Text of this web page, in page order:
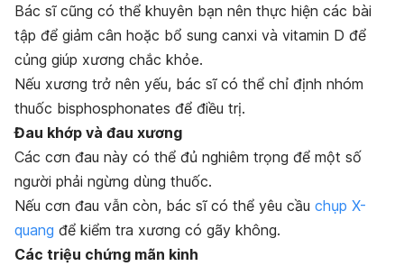
Bác sĩ cũng có thể khuyên bạn nên thực hiện các bài
tập để giảm cân hoặc bổ sung canxi và vitamin D để
củng giúp xương chắc khỏe.
Nếu xương trở nên yếu, bác sĩ có thể chỉ định nhóm
thuốc bisphosphonates để điều trị.
Đau khớp và đau xương
Các cơn đau này có thể đủ nghiêm trọng để một số
người phải ngừng dùng thuốc.
Nếu cơn đau vẫn còn, bác sĩ có thể yêu cầu chụp X-
quang để kiểm tra xương có gãy không.
Các triệu chứng mãn kinh